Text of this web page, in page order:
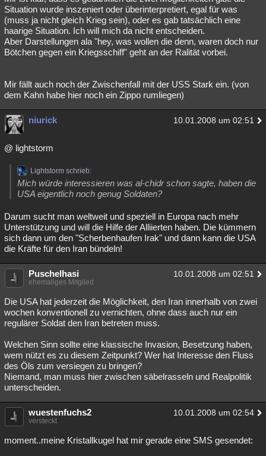
Situation wurde inszeniert oder überinterpretiert, egal für was
(muss ja nicht gleich Krieg sein), oder es gab tatsächlich eine
haarige Situation. Ich will mich da nicht entscheiden.
Aber Darstellungen ala "hey, was wollen die denn, waren doch nur
Bötchen gegen ein Kriegsschiff" geht an der Ralität vorbei.
Mir fällt auch noch der Zwischenfall mit der USS Stark ein. (von
dem Kahn habe hier noch ein Zippo rumliegen)
niurick 10.01.2008 um 02:51
@ lightstorm
Lightstorm schrieb:
Mich würde interessieren was al-chidr schon sagte, haben die
USA eigentlich noch genug Soldaten?
Darum sucht man weltweit und speziell in Europa nach mehr
Unterstützung und will die Hilfe der Alliierten haben. Die kümmern
sich dann um den "Scherbenhaufen Irak" und dann kann die USA
die Kräfte für den Iran bündeln!
Puschelhasi 10.01.2008 um 02:51
ehemaliges Mitglied
Die USA hat jederzeit die Möglichkeit, den Iran innerhalb von zwei
wochen konventionell zu vernichten, ohne dass auch nur ein
regulärer Soldat den Iran betreten muss.
Welchen Sinn sollte eine klassische Invasion, Besetzung haben,
wem nützt es zu diesem Zeitpunkt? Wer hat Interesse den Fluss
des Öls zum versiegen zu bringen?
Niemand, man muss hier zwischen säbelrasseln und Realpolitik
unterscheiden.
wuestenfuchs2 10.01.2008 um 02:54
versteckt
moment..meine Kristallkugel hat mir gerade eine SMS gesendet: